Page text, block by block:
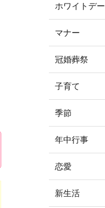
ホワイトデー
マナー
冠婚葬祭
子育て
季節
年中行事
恋愛
新生活